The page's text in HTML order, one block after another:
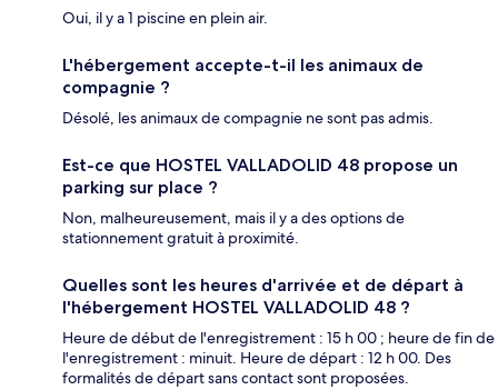
Oui, il y a 1 piscine en plein air.
L'hébergement accepte-t-il les animaux de
compagnie ?
Désolé, les animaux de compagnie ne sont pas admis.
Est-ce que HOSTEL VALLADOLID 48 propose un
parking sur place ?
Non, malheureusement, mais il y a des options de
stationnement gratuit à proximité.
Quelles sont les heures d'arrivée et de départ à
l'hébergement HOSTEL VALLADOLID 48 ?
Heure de début de l'enregistrement : 15 h 00 ; heure de fin de
l'enregistrement : minuit. Heure de départ : 12 h 00. Des
formalités de départ sans contact sont proposées.